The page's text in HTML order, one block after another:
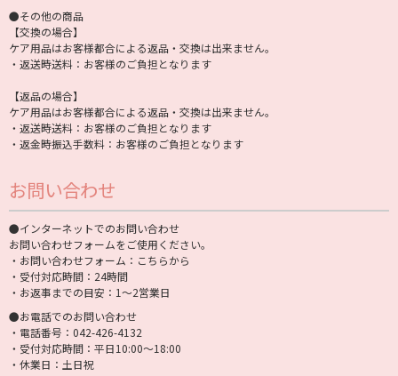
●その他の商品
【交換の場合】
ケア用品はお客様都合による返品・交換は出来ません。
・返送時送料：お客様のご負担となります
【返品の場合】
ケア用品はお客様都合による返品・交換は出来ません。
・返送時送料：お客様のご負担となります
・返金時振込手数料：お客様のご負担となります
お問い合わせ
●インターネットでのお問い合わせ
お問い合わせフォームをご使用ください。
・お問い合わせフォーム： こちらから
・受付対応時間：24時間
・お返事までの目安：1〜2営業日
●お電話でのお問い合わせ
・電話番号：042-426-4132
・受付対応時間：平日10:00〜18:00
・休業日：土日祝